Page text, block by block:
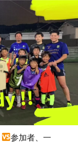
参加者、一